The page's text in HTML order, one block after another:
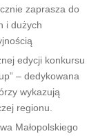
zaprasza do
i dużych
edycji konkursu
– dedykowana
wykazują
regionu.
Małopolskiego